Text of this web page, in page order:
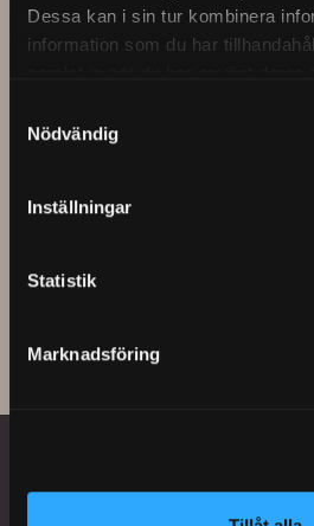
Dessa kan i sin tur kombinera
information som du har
Nödvändig
Inställningar
Statistik
Marknadsföring